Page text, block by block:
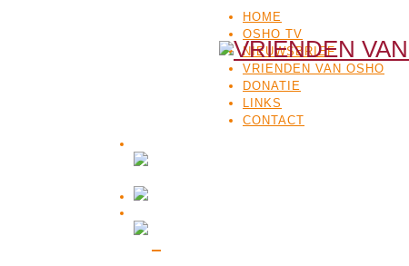
HOME
OSHO TV
NIEUWSBRIEF
VRIENDEN VAN OSHO
DONATIE
LINKS
CONTACT